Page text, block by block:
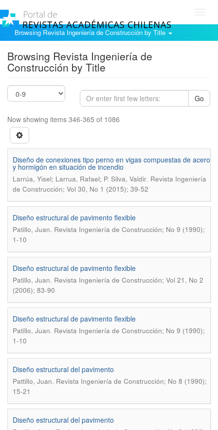
Browsing Revista Ingeniería de Construcción by Title
Browsing Revista Ingeniería de
Construcción by Title
Go
Now showing items 346-365 of 1086
Diseño de conexiones tipo perno en vigas compuestas de acero
y hormigón en situación de incendio
Larrúa, Yisel; Larrua, Rafael; P. Silva, Valdir. Revista Ingeniería
de Construcción; Vol 30, No 1 (2015); 39-52
Diseño estructural de pavimento flexible
Patillo, Juan. Revista Ingeniería de Construcción; No 9 (1990);
1-10
Diseño estructural de pavimento flexible
Patillo, Juan. Revista Ingeniería de Construcción; Vol 21, No 2
(2006); 83-90
Diseño estructural de pavimento flexible
Patillo, Juan. Revista Ingeniería de Construcción; No 9 (1990);
1-10
Diseño estructural del pavimento
Pattillo, Juan. Revista Ingeniería de Construcción; No 8 (1990);
15-21
Diseño estructural del pavimento